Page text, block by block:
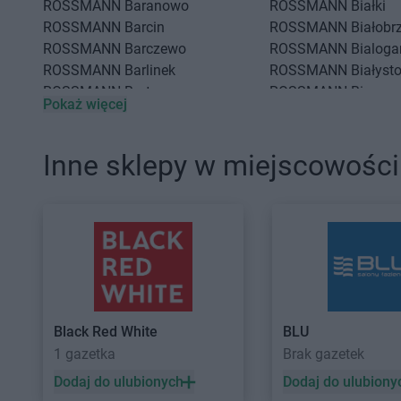
ROSSMANN Baranowo
ROSSMANN Barcin
ROSSMANN Barczewo
ROSSMANN Barlinek
ROSSMANN Bartoszyce
ROSSMANN Barwice
ROSSMANN Bełchatów
ROSSMANN Bełżyce
ROSSMANN Białki
ROSSMANN
ROSSMANN
ROSSMANN
ROSSMANN Biecz
ROSSMANN Bielawa
ROSSMANN Bielsk
ROSSMANN
Chełm
ROSSMANN Chełmek
ROSSMANN Chełmno
ROSSMANN Chełmża
ROSSMANN Chociwel
ROSSMANN
ROSSMANN Chojnice
ROSSMANN
ROSSMANN
ROSSMANN
Pokaż więcej
Inne sklepy w
Black Red White
1 gazetka
Dodaj do ulubionych
BLU
Brak gazetek
Dodaj do